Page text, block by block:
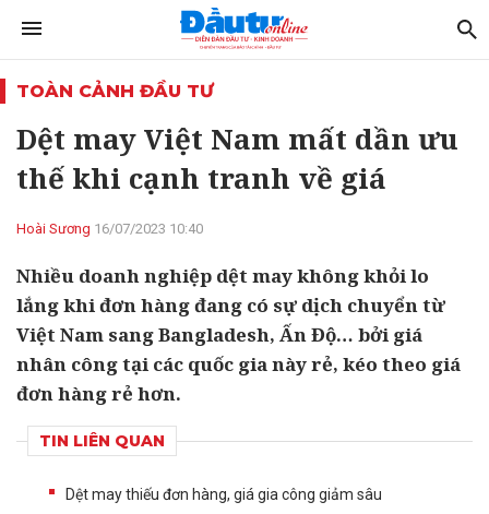
TOÀN CẢNH ĐẦU TƯ
Dệt may Việt Nam mất dần ưu
thế khi cạnh tranh về giá
Hoài Sương 16/07/2023 10:40
Nhiều doanh nghiệp dệt may không khỏi lo
lắng khi đơn hàng đang có sự dịch chuyển từ
Việt Nam sang Bangladesh, Ấn Độ… bởi giá
nhân công tại các quốc gia này rẻ, kéo theo giá
đơn hàng rẻ hơn.
TIN LIÊN QUAN
Dệt may thiếu đơn hàng, giá gia công giảm sâu